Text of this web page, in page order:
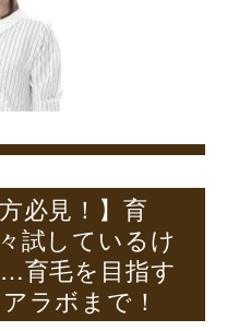
必見！】育
試しているけ
…育毛を目指す
ラボまで！